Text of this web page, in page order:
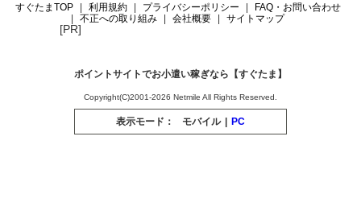
すぐたまTOP 利用規約 プライバシーポリシー
FAQ・お問い合わせ
不正への取り組み
会社概要 サイトマップ
[PR]
ポイントサイトでお小遣い稼ぎなら【すぐたま】
Copyright(C)2001-2026 Netmile All Rights Reserved.
表示モード： モバイル | PC